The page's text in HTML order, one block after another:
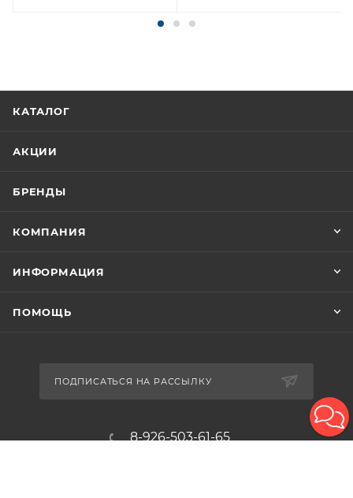
КАТАЛОГ
АКЦИИ
БРЕНДЫ
КОМПАНИЯ
ИНФОРМАЦИЯ
ПОМОЩЬ
ПОДПИСАТЬСЯ НА РАССЫЛКУ
8-926-503-61-65